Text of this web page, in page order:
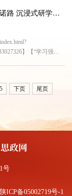
“学习强国”学习平台：西京学院师生重走斯诺路 沉浸式研学淬炼新闻四力
】【“学习强国”
传播人才高质量发展...
5 下页 尾页
号
陕ICP备05002719号-1